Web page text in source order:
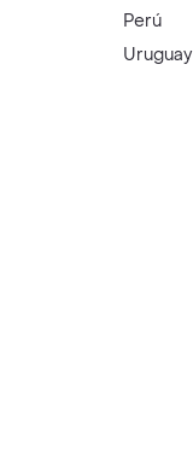
Perú
Uruguay